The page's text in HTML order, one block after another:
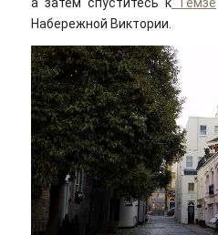
а затем спуститесь кТемзе
Набережной Виктории.